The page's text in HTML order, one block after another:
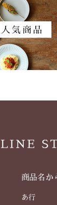
商品名か
あ行